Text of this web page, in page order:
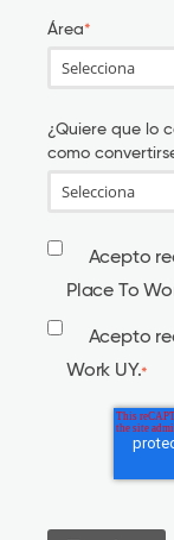
Área*
¿Quiere que lo
como
Acepto
Place To
Acepto
Work UY.*